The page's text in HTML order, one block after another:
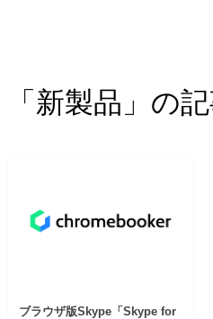
「新製品」の
ブラウザ版Skype「Skype for